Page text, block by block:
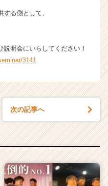
る側として、
明会にいらしてください！
3141
次の記事へ